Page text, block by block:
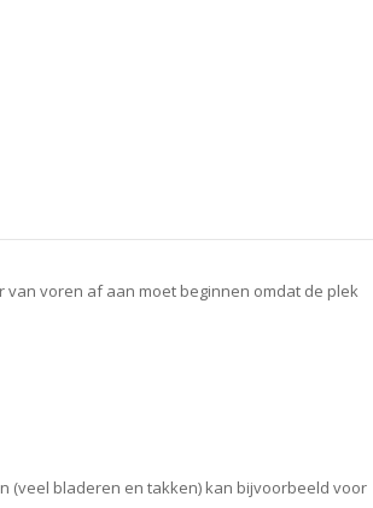
voren af aan moet beginnen omdat de plek
(veel bladeren en takken) kan bijvoorbeeld voor